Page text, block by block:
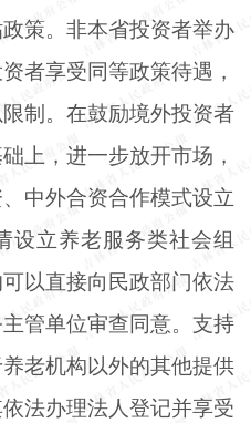
策。非本省投资者举办
者享受同等政策待遇，
制。在鼓励境外投资者
上，进一步放开市场，
中外合资合作模式设立
设立养老服务类社会组
以直接向民政部门依法
管单位审查同意。支持
老机构以外的其他提供
法办理法人登记并享受